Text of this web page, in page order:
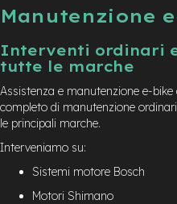
Manutenzione
Interventi ordinari
tutte le marche
Assistenza e manutenzione e-
completo di manutenzione
le principali marche.
Interveniamo su:
Sistemi motore Bosch
Motori Shimano